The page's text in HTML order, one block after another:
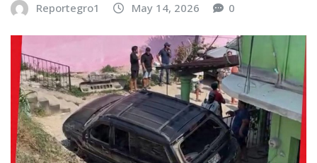
Reportegro1 May 14, 2026 0